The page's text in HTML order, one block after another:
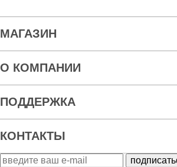
МАГАЗИН
О КОМПАНИИ
ПОДДЕРЖКА
КОНТАКТЫ